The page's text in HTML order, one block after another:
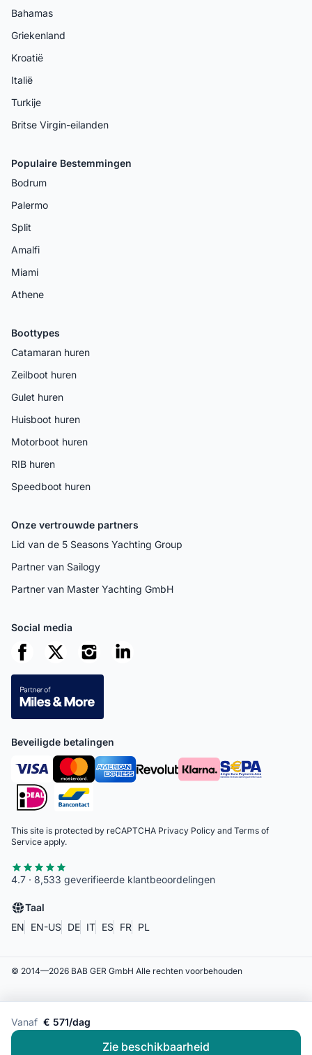
Vanaf € 571/dag
Zie beschikbaarheid
Bahamas
Griekenland
Kroatië
Italië
Turkije
Britse Virgin-eilanden
Populaire Bestemmingen
Bodrum
Palermo
Split
Amalfi
Miami
Athene
Boottypes
Catamaran huren
Zeilboot huren
Gulet huren
Huisboot huren
Motorboot huren
RIB huren
Speedboot huren
Onze vertrouwde partners
Lid van de 5 Seasons Yachting Group
Partner van Sailogy
Partner van Master Yachting GmbH
Social media
Beveiligde betalingen
This site is protected by reCAPTCHA Privacy Policy and Terms of
Service apply.
4.7 · 8,533 geverifieerde klantbeoordelingen
Taal
EN
EN-US DE IT ES FR PL
© 2014—2026 BAB GER GmbH Alle rechten voorbehouden